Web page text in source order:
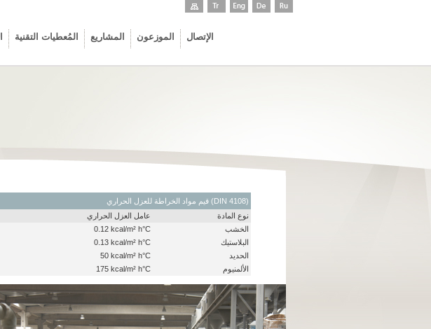
المُعطيات التقنية المشاريع الموزعون الإتصال
قيم مواد الخراطة للعزل الحراري (DIN 4108)
عامل العزل الحراري
نوع المادة
0.12 kcal/m² h°C
الخشب
0.13 kcal/m² h°C
البلاستيك
50 kcal/m² h°C
الحديد
175 kcal/m² h°C
الألمنيوم